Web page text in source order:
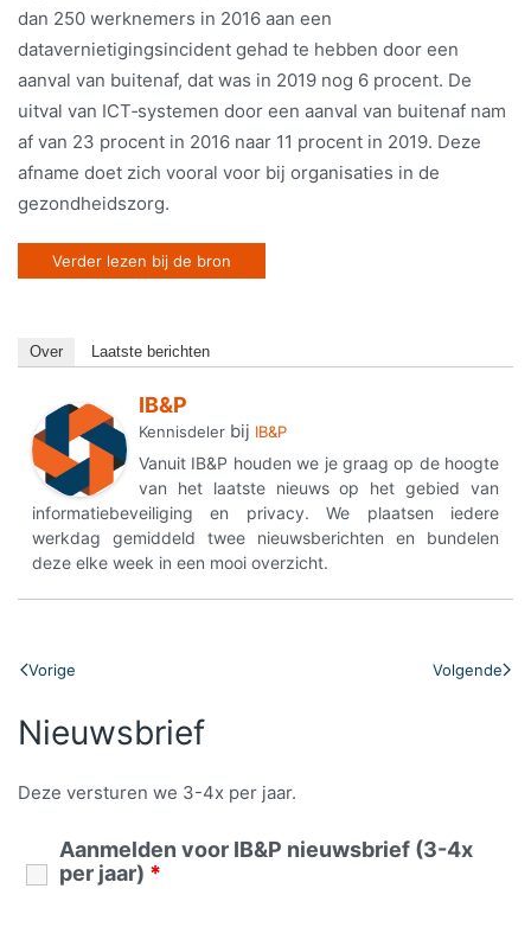
dan 250 werknemers in 2016 aan een
datavernietigingsincident gehad te hebben door een
aanval van buitenaf, dat was in 2019 nog 6 procent. De
uitval van ICT‐systemen door een aanval van buitenaf nam
af van 23 procent in 2016 naar 11 procent in 2019. Deze
afname doet zich vooral voor bij organisaties in de
gezondheidszorg.
Verder lezen bij de bron
Over Laatste berichten
IB&P
Kennisdeler bij IB&P
Vanuit IB&P houden we je graag op de hoogte
van het laatste nieuws op het gebied van
informatiebeveiliging en privacy. We plaatsen iedere
werkdag gemiddeld twee nieuwsberichten en bundelen
deze elke week in een mooi overzicht.
Vorige Volgende
Nieuwsbrief
Deze versturen we 3-4x per jaar.
Aanmelden voor IB&P nieuwsbrief (3-4x
per jaar) *